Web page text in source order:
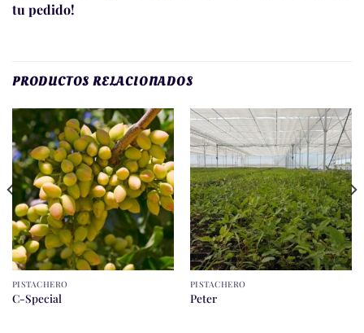
tu pedido!
PRODUCTOS RELACIONADOS
PISTACHERO
C-Special
PISTACHERO
Peter